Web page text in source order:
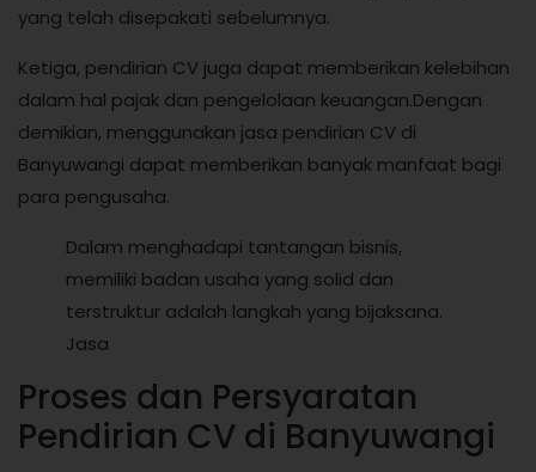
yang telah disepakati sebelumnya.
Ketiga, pendirian CV juga dapat memberikan kelebihan
dalam hal pajak dan pengelolaan keuangan.Dengan
demikian, menggunakan jasa pendirian CV di
Banyuwangi dapat memberikan banyak manfaat bagi
para pengusaha.
Dalam menghadapi tantangan bisnis,
memiliki badan usaha yang solid dan
terstruktur adalah langkah yang bijaksana.
Jasa
Proses dan Persyaratan
Pendirian CV di Banyuwangi